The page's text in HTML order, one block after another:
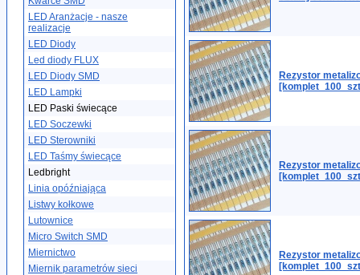
LED Aranżacje - nasze
realizacje
LED Diody
Led diody FLUX
LED Diody SMD
LED Lampki
LED Paski świecące
LED Soczewki
LED Sterowniki
LED Taśmy świecące
Ledbright
Linia opóźniająca
Listwy kołkowe
Lutownice
Micro Switch SMD
Miernictwo
Miernik parametrów sieci
Rezystor
Rezystor
Rezystor